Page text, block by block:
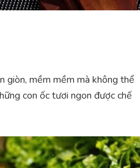
giòn, mềm mềm mà không thể
con ốc tươi ngon được chế